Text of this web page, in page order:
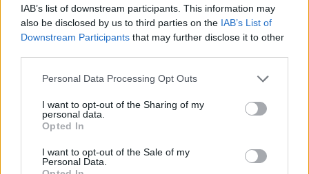
IAB’s list of downstream participants. This information may
also be disclosed by us to third parties on the IAB’s List of
Downstream Participants that may further disclose it to other
Please note that this website/app uses one or more Google
not limited to your visit or usage behaviour. You may click to
grant or deny consent to Google and its third-party tags to
use your data for below specified purposes in below Google
consent section.
Personal Data Processing Opt Outs
I want to opt-out of the Sharing of my
personal data.
Opted In
I want to opt-out of the Sale of my
Personal Data.
Να σημειωθεί πως η τελευταία έκρηξη του
ηφαιστείου σημειώθηκε το 1950 και από τότε